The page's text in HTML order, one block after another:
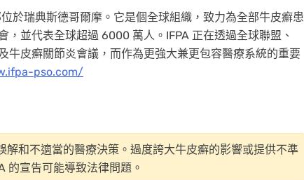
於瑞典斯德哥爾摩。它是個全球組織，致力為全部牛皮癬患
並代表全球超過 6000 萬人。IFPA 正在透過全球聯盟、
牛皮癬關節炎會議，而作為更強大兼更包容醫療系統的重要
pso.com/
解和不適當的醫療決策。過度誇大牛皮癬的影響或提供不準
的宣告可能導致法律問題。